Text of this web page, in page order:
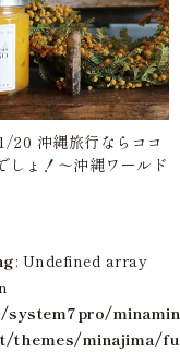
20 沖縄旅行ならココ
しょ！～沖縄ワールド
: Undefined array
system7pro/
themes/minajima/